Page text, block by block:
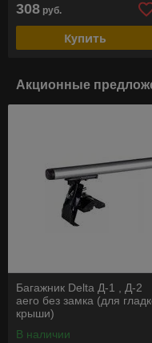
308 руб.
Купить
Акционные
Багажник Delta Д-1 , Д-2
aero без замка (для
крыши)
В наличии